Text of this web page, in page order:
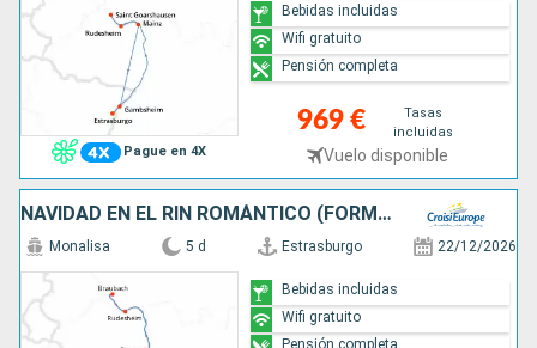
Pague en 4X
969 €
Tasas
incluidas
Vuelo disponible
Bebidas incluidas
Wifi gratuito
Pensión completa
NAVIDAD EN EL RIN ROMÁNTICO (FORMULA PUERTO/PUERTO)
Monalisa 5 d Estrasburgo 22/12/2026
Bebidas incluidas
Wifi gratuito
Pensión completa